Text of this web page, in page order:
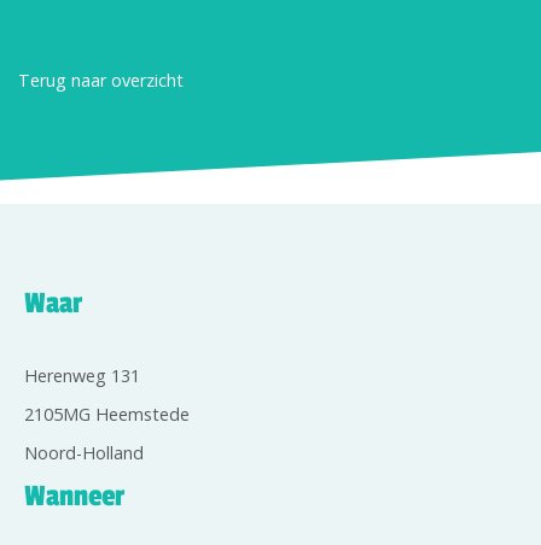
Terug naar overzicht
Waar
Herenweg 131
2105MG Heemstede
Noord-Holland
Wanneer